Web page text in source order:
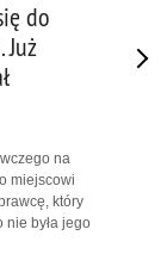
do
na
miejscowi
który
nie była jego